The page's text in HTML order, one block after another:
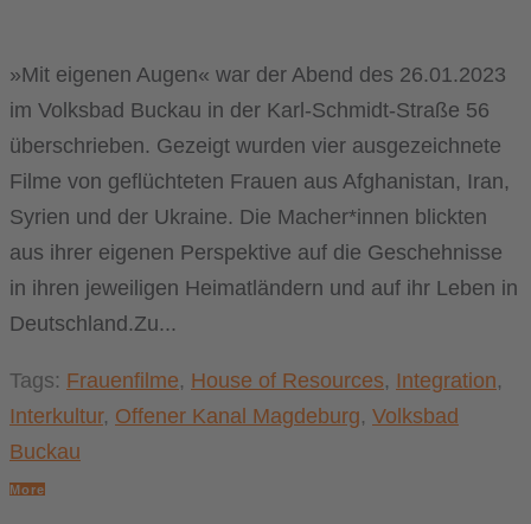
»Mit eigenen Augen« war der Abend des 26.01.2023
im Volksbad Buckau in der Karl-Schmidt-Straße 56
überschrieben. Gezeigt wurden vier ausgezeichnete
Filme von geflüchteten Frauen aus Afghanistan, Iran,
Syrien und der Ukraine. Die Macher*innen blickten
aus ihrer eigenen Perspektive auf die Geschehnisse
in ihren jeweiligen Heimatländern und auf ihr Leben in
Deutschland.Zu...
Tags: Frauenfilme, House of Resources, Integration,
Interkultur, Offener Kanal Magdeburg, Volksbad
Buckau
More